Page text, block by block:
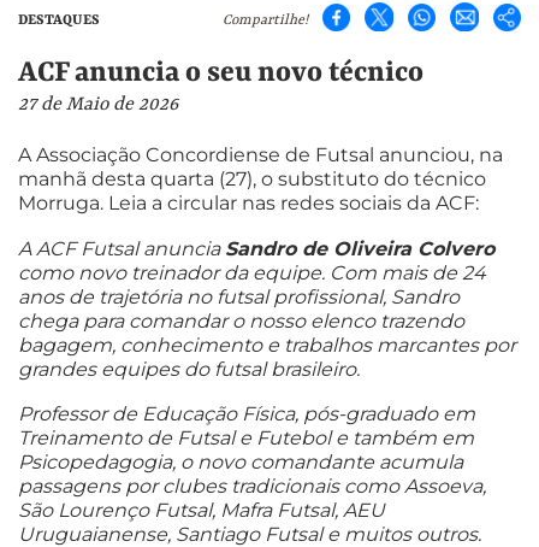
DESTAQUES Compartilhe!
ACF anuncia o seu novo técnico
27 de Maio de 2026
A Associação Concordiense de Futsal anunciou, na
manhã desta quarta (27), o substituto do técnico
Morruga. Leia a circular nas redes sociais da ACF:
A ACF Futsal anuncia Sandro de Oliveira Colvero
como novo treinador da equipe. Com mais de 24
anos de trajetória no futsal profissional, Sandro
chega para comandar o nosso elenco trazendo
bagagem, conhecimento e trabalhos marcantes por
grandes equipes do futsal brasileiro.
Professor de Educação Física, pós-graduado em
Treinamento de Futsal e Futebol e também em
Psicopedagogia, o novo comandante acumula
passagens por clubes tradicionais como Assoeva,
São Lourenço Futsal, Mafra Futsal, AEU
Uruguaianense, Santiago Futsal e muitos outros.